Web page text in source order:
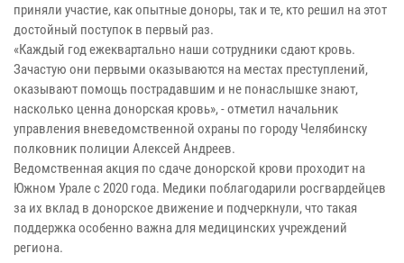
приняли участие, как опытные доноры, так и те, кто решил на этот
достойный поступок в первый раз.
«Каждый год ежеквартально наши сотрудники сдают кровь.
Зачастую они первыми оказываются на местах преступлений,
оказывают помощь пострадавшим и не понаслышке знают,
насколько ценна донорская кровь», - отметил начальник
управления вневедомственной охраны по городу Челябинску
полковник полиции Алексей Андреев.
Ведомственная акция по сдаче донорской крови проходит на
Южном Урале с 2020 года. Медики поблагодарили росгвардейцев
за их вклад в донорское движение и подчеркнули, что такая
поддержка особенно важна для медицинских учреждений
региона.